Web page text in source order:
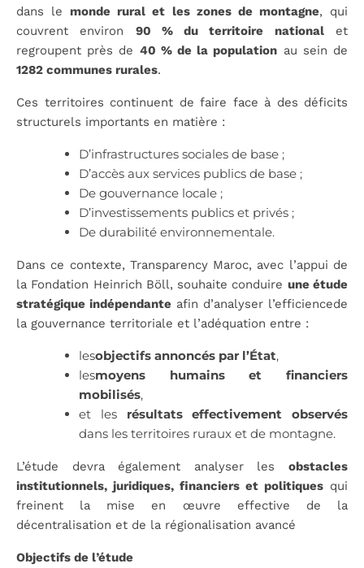
dans le monde rural et les zones de montagne, qui
couvrent environ 90 % du territoire nationalet
regroupent près de 40 % de la population au sein de
1282 communes rurales.
Ces territoires continuent de faire face à des déficits
structurels importants en matière :
D’infrastructures sociales de base ;
D’accès aux services publics de base ;
De gouvernance locale ;
D’investissements publics et privés ;
De durabilité environnementale.
Dans ce contexte, Transparency Maroc, avec l’appui de
la Fondation Heinrich Böll, souhaite conduire une étude
stratégique indépendante afin d’analyser l’efficiencede
la gouvernance territoriale et l’adéquation entre :
lesobjectifs annoncés par l’État,
lesmoyens humains et financiers
mobilisés,
et les résultats effectivement observés
dans les territoires ruraux et de montagne.
L’étude devra également analyser les obstacles
institutionnels, juridiques, financiers et politiques qui
freinent la mise en œuvre effective de la
décentralisation et de la régionalisation avancé
Objectifs de l’étude